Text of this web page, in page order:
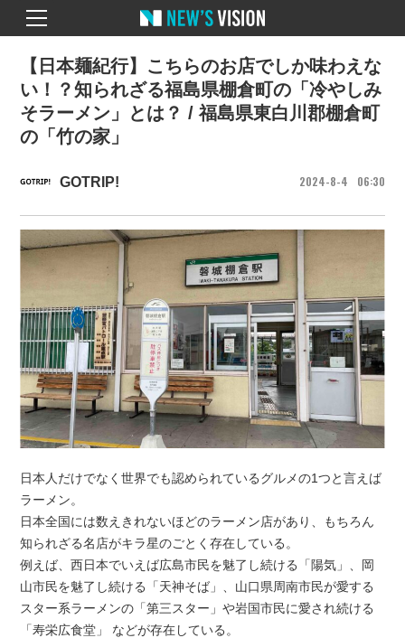
GOTRIP! 2024 8 4 06 30
【日本麺紀行】こちらのお店でしか味わえな
い！？知られざる福島県棚倉町の「冷やしみ
そラーメン」とは？ / 福島県東白川郡棚倉町
の「竹の家」
日本人だけでなく世界でも認められているグルメの1つと言えば
ラーメン。
日本全国には数えきれないほどのラーメン店があり、もちろん
知られざる名店がキラ星のごとく存在している。
例えば、西日本でいえば広島市民を魅了し続ける「陽気」、岡
山市民を魅了し続ける「天神そば」、山口県周南市民が愛する
スター系ラーメンの「第三スター」や岩国市民に愛され続ける
「寿栄広食堂」 などが存在している。